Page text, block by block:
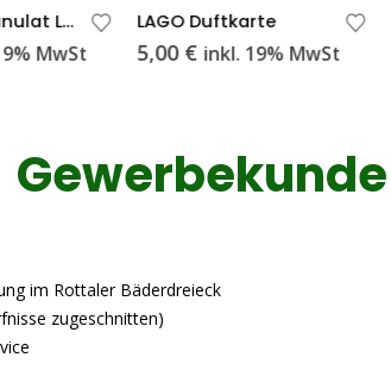
Lorol Duftgranulat Lotus 50 g
MwSt
LAGO Duftkarte
5,00 € inkl. 19% MwSt
Gewerbekunde
im Rottaler Bäderdreieck
zugeschnitten)